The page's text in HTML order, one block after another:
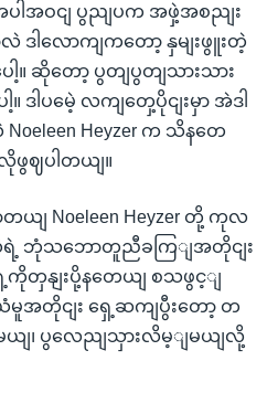
ပါအဝငျ ပွညျပက အဖှဲ့အစညျး
ါလောကျကတော့ နှမျးဖွူးတဲ့
ဆိုတော့ ပွတျပွတျသားသား
ဒါပမေဲ့ လကျတှေ့ပိုငျးမှာ အဲဒါ
Heyzer က သိနတေ
ဖွဈပါတယျ။
တယျ Noeleen Heyzer တို့ ကုလ
ဘုံသဘောတူညီခကြျအတိုငျး
တှနျးပို့နတေယျ စသဖွင့ျ
အတိုငျး ရှေ့ဆကျပွီးတော့ တ
ျ၊ ပွလေညျသှားလိမ့ျမယျလို့